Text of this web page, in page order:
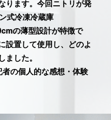
ります。今回ニトリが発
式冷凍冷蔵庫
の薄型設計が特徴で
設置して使用し、どのよ
した。
の個人的な感想・体験